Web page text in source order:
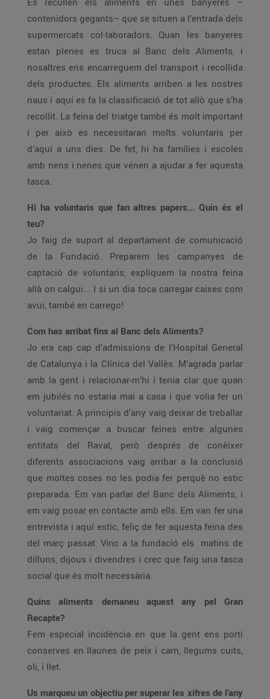
contenidors gegants– que se situen a l’entrada dels
supermercats col·laboradors. Quan les banyeres
estan plenes es truca al Banc dels Aliments, i
nosaltres ens encarreguem del transport i recollida
dels productes. Els aliments arriben a les nostres
naus i aquí es fa la classificació de tot allò que s’ha
recollit. La feina del triatge també és molt important
i per això es necessitaran molts voluntaris per
d’aquí a uns dies. De fet, hi ha famílies i escoles
amb nens i nenes que vénen a ajudar a fer aquesta
tasca.
Hi ha voluntaris que fan altres papers... Quin és el
teu?
Jo faig de suport al departament de comunicació
de la Fundació. Preparem les campanyes de
captació de voluntaris, expliquem la nostra feina
allà on calgui... I si un dia toca carregar caixes com
avui, també en carrego!
Com has arribat fins al Banc dels Aliments?
Jo era cap cap d’admissions de l’Hospital General
de Catalunya i la Clínica del Vallès. M’agrada parlar
amb la gent i relacionar-m’hi i tenia clar que quan
em jubilés no estaria mai a casa i que volia fer un
voluntariat. A principis d’any vaig deixar de treballar
i vaig començar a buscar feines entre algunes
entitats del Raval, però després de conèixer
diferents associacions vaig arribar a la conclusió
que moltes coses no les podia fer perquè no estic
preparada. Em van parlar del Banc dels Aliments, i
em vaig posar en contacte amb ells. Em van fer una
entrevista i aquí estic, feliç de fer aquesta feina des
del març passat. Vinc a la fundació els matins de
dilluns, dijous i divendres i crec que faig una tasca
social que és molt necessària.
Quins aliments demaneu aquest any pel Gran
Recapte?
Fem especial incidència en que la gent ens porti
conserves en llaunes de peix i carn, llegums cuits,
oli, i llet.
Us marqueu un objectiu per superar les xifres de l’any